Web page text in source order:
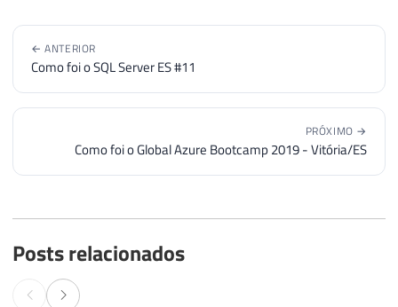
← ANTERIOR
Como foi o SQL Server ES #11
PRÓXIMO →
Como foi o Global Azure Bootcamp 2019 - Vitória/ES
Posts relacionados